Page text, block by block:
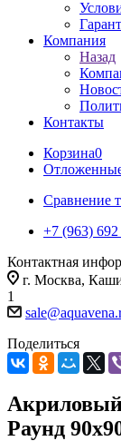
Компания
Назад
Контакты
Корзина0
Сравнение
+7 (963)
Контактная
г. Москва,
1
Поделиться
Раунд